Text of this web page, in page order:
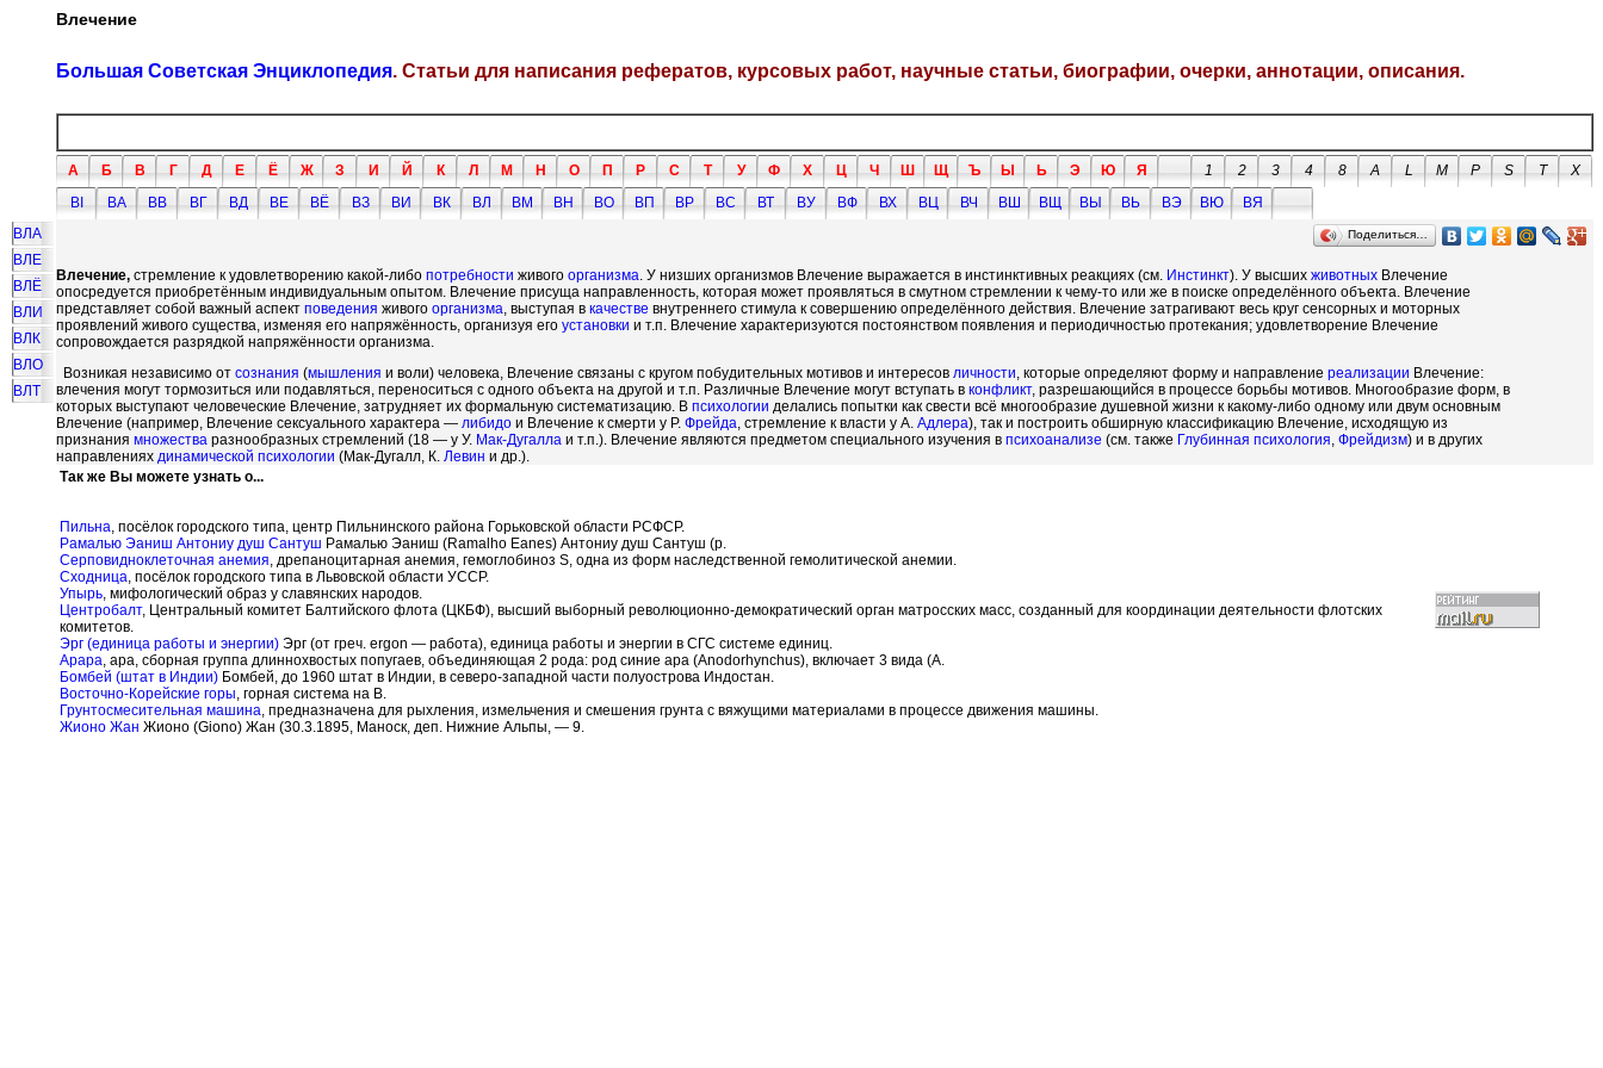
Влечение
Большая Советская Энциклопедия. Статьи для написания рефератов, курсовых работ, научные статьи, биографии, очерки, аннотации, описания.
А Б В Г Д Е Ё Ж З И Й К Л М Н О П Р С Т У Ф Х Ц Ч Ш Щ Ъ Ы Ь Э Ю Я 1 2 3 4 8 A L M P S T
X
ВI
ВА ВВ ВГ ВД ВЕ ВЁ ВЗ ВИ ВК ВЛ ВМ ВН ВО ВП ВР ВС ВТ ВУ ВФ ВХ ВЦ ВЧ ВШ ВЩ ВЫ ВЬ ВЭ ВЮ
ВЯ
ВЛА
ВЛЕ
ВЛЁ
ВЛИ
ВЛК
ВЛО
ВЛТ
Поделиться…
Влечение, стремление к удовлетворению какой-либо потребности живого организма. У низших организмов Влечение выражается в инстинктивных реакциях (см. Инстинкт). У высших животных Влечение
опосредуется приобретённым индивидуальным опытом. Влечение присуща направленность, которая может проявляться в смутном стремлении к чему-то или же в поиске определённого объекта. Влечение
представляет собой важный аспект поведения живого организма, выступая в качестве внутреннего стимула к совершению определённого действия. Влечение затрагивают весь круг сенсорных и моторных
проявлений живого существа, изменяя его напряжённость, организуя его установки и т.п. Влечение характеризуются постоянством появления и периодичностью протекания; удовлетворение Влечение
сопровождается разрядкой напряжённости организма.
Возникая независимо от сознания (мышления и воли) человека, Влечение связаны с кругом побудительных мотивов и интересов личности, которые определяют форму и направление реализации Влечение:
влечения могут тормозиться или подавляться, переноситься с одного объекта на другой и т.п. Различные Влечение могут вступать в конфликт, разрешающийся в процессе борьбы мотивов. Многообразие форм, в
которых выступают человеческие Влечение, затрудняет их формальную систематизацию. В психологии делались попытки как свести всё многообразие душевной жизни к какому-либо одному или двум основным
Влечение (например, Влечение сексуального характера — либидо и Влечение к смерти у Р. Фрейда, стремление к власти у А. Адлера), так и построить обширную классификацию Влечение, исходящую из
признания множества разнообразных стремлений (18 — у У. Мак-Дугалла и т.п.). Влечение являются предметом специального изучения в психоанализе (см. также Глубинная психология, Фрейдизм) и в других
направлениях динамической психологии (Мак-Дугалл, К. Левин и др.).
Так же Вы можете узнать о...
Пильна, посёлок городского типа, центр Пильнинского района Горьковской области РСФСР.
Рамалью Эаниш Антониу душ Сантуш Рамалью Эаниш (Ramalho Eanes) Антониу душ Сантуш (р.
Серповидноклеточная анемия, дрепаноцитарная анемия, гемоглобиноз S, одна из форм наследственной гемолитической анемии.
Сходница, посёлок городского типа в Львовской области УССР.
Упырь, мифологический образ у славянских народов.
Центробалт, Центральный комитет Балтийского флота (ЦКБФ), высший выборный революционно-демократический орган матросских масс, созданный для координации деятельности флотских
комитетов.
Эрг (единица работы и энергии) Эрг (от греч. ergon — работа), единица работы и энергии в СГС системе единиц.
Арара, ара, сборная группа длиннохвостых попугаев, объединяющая 2 рода: род синие ара (Anodorhynchus), включает 3 вида (A.
Бомбей (штат в Индии) Бомбей, до 1960 штат в Индии, в северо-западной части полуострова Индостан.
Восточно-Корейские горы, горная система на В.
Грунтосмесительная машина, предназначена для рыхления, измельчения и смешения грунта с вяжущими материалами в процессе движения машины.
Жионо Жан Жионо (Giono) Жан (30.3.1895, Маноск, деп. Нижние Альпы, — 9.